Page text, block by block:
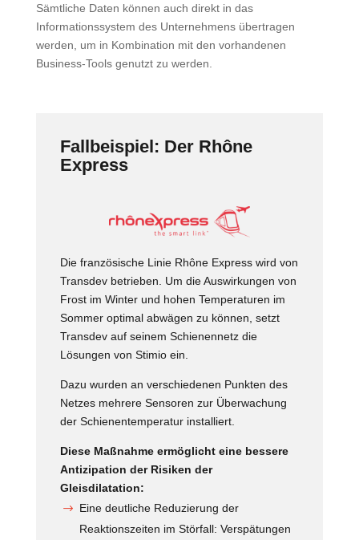
Sämtliche Daten können auch direkt in das
Informationssystem des Unternehmens übertragen
werden, um in Kombination mit den vorhandenen
Business-Tools genutzt zu werden.
Fallbeispiel: Der Rhône
Express
Die französische Linie Rhône Express wird von
Transdev betrieben. Um die Auswirkungen von
Frost im Winter und hohen Temperaturen im
Sommer optimal abwägen zu können, setzt
Transdev auf seinem Schienennetz die
Lösungen von Stimio ein.
Dazu wurden an verschiedenen Punkten des
Netzes mehrere Sensoren zur Überwachung
der Schienentemperatur installiert.
Diese Maßnahme ermöglicht eine bessere
Antizipation der Risiken der
Gleisdilatation:
Eine deutliche Reduzierung der
Reaktionszeiten im Störfall: Verspätungen